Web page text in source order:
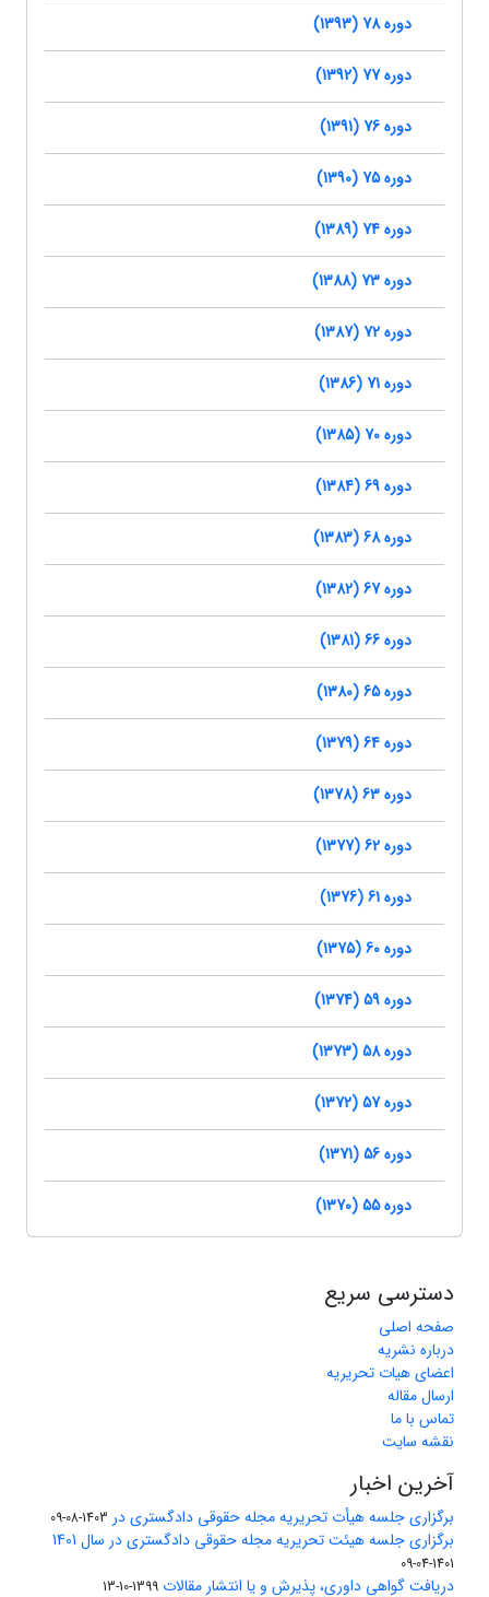
دوره 78 (1393)
دوره 77 (1392)
دوره 76 (1391)
دوره 75 (1390)
دوره 74 (1389)
دوره 73 (1388)
دوره 72 (1387)
دوره 71 (1386)
دوره 70 (1385)
دوره 69 (1384)
دوره 68 (1383)
دوره 67 (1382)
دوره 66 (1381)
دوره 65 (1380)
دوره 64 (1379)
دوره 63 (1378)
دوره 62 (1377)
دوره 61 (1376)
دوره 60 (1375)
دوره 59 (1374)
دوره 58 (1373)
دوره 57 (1372)
دوره 56 (1371)
دوره 55 (1370)
دسترسی سریع
صفحه اصلی
درباره نشریه
اعضای هیات تحریریه
ارسال مقاله
تماس با ما
نقشه سایت
آخرین اخبار
برگزاری جلسه هیأت تحریریه مجله حقوقی دادگستری در 1403-08-09
برگزاری جلسه هیئت تحریریه مجله حقوقی دادگستری در سال 1401
1401-04-09
دریافت گواهی داوری، پذیرش و یا انتشار مقالات 1399-10-13